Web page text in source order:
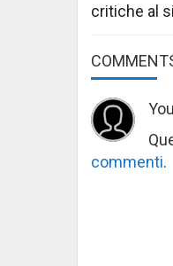
critiche al
commenti.